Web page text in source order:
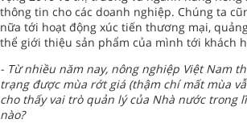
thông tin cho các doanh nghiệp. Chúng ta
nữa tới hoạt động xúc tiến thương mại,
thể giới thiệu sản phẩm của mình tới khách
- Từ nhiều năm nay, nông nghiệp Việt Nam
trạng được mùa rớt giá (thậm chí mất mùa
cho thấy vai trò quản lý của Nhà nước trong
nào?